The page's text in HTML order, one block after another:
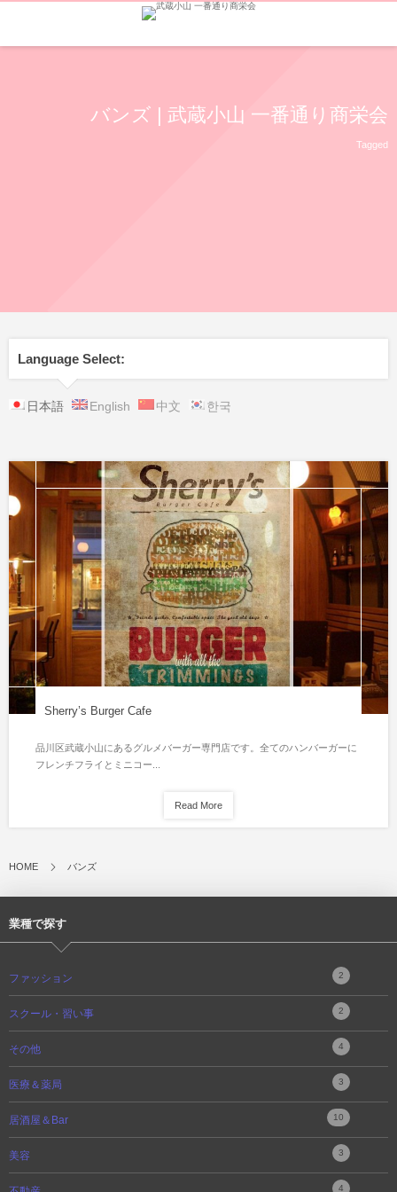
バンズ | 武蔵小山 一番通り商栄会
Tagged
Language Select:
日本語 English 中文 한국
Sherry’s Burger Cafe
品川区武蔵小山にあるグルメバーガー専門店です。全てのハンバーガーに
フレンチフライとミニコー...
Read More
HOME バンズ
業種で探す
ファッション 2
スクール・習い事 2
その他 4
医療＆薬局 3
居酒屋＆Bar 10
美容 3
4